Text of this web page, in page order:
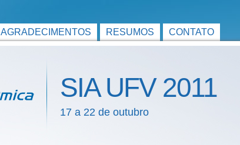
AGRADECIMENTOS RESUMOS CONTATO
SIA UFV 2011
17 a 22 de outubro